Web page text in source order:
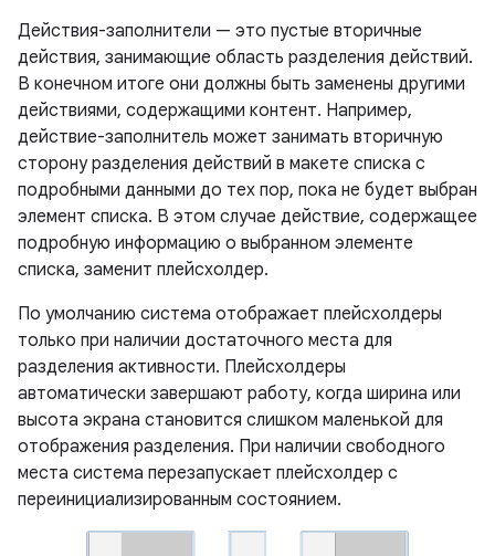
Действия-заполнители — это пустые вторичные
действия, занимающие область разделения действий.
В конечном итоге они должны быть заменены другими
действиями, содержащими контент. Например,
действие-заполнитель может занимать вторичную
сторону разделения действий в макете списка с
подробными данными до тех пор, пока не будет выбран
элемент списка. В этом случае действие, содержащее
подробную информацию о выбранном элементе
списка, заменит плейсхолдер.
По умолчанию система отображает плейсхолдеры
только при наличии достаточного места для
разделения активности. Плейсхолдеры
автоматически завершают работу, когда ширина или
высота экрана становится слишком маленькой для
отображения разделения. При наличии свободного
места система перезапускает плейсхолдер с
переинициализированным состоянием.